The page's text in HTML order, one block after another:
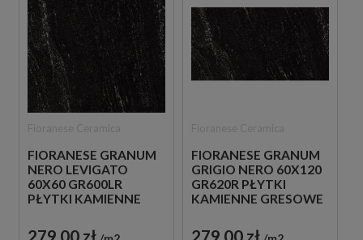
FIORANESE GRANUM
NERO LEVIGATO
60X60 GR600LR
PŁYTKI KAMIENNE
279,00 zł
FIORANESE GRANUM
GRIGIO NERO 60X120
GR620R PŁYTKI
KAMIENNE GRESOWE
279,00 zł